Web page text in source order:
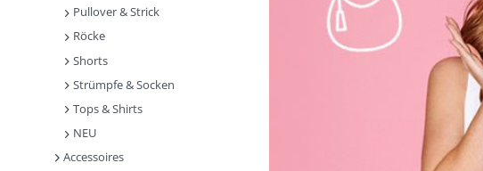
Pullover & Strick
Röcke
Shorts
Strümpfe & Socken
Tops & Shirts
NEU
Accessoires